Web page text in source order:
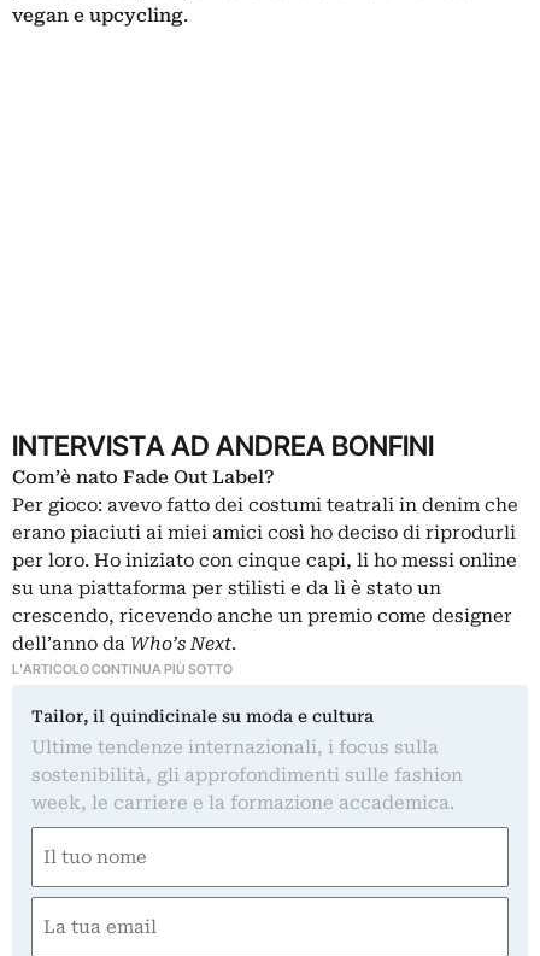
vegan e upcycling.
INTERVISTA AD ANDREA BONFINI
Com’è nato Fade Out Label?
Per gioco: avevo fatto dei costumi teatrali in denim che
erano piaciuti ai miei amici così ho deciso di riprodurli
per loro. Ho iniziato con cinque capi, li ho messi online
su una piattaforma per stilisti e da lì è stato un
crescendo, ricevendo anche un premio come designer
dell’anno da Who’s Next.
L'ARTICOLO CONTINUA PIÙ SOTTO
Tailor, il quindicinale su moda e cultura
Ultime tendenze internazionali, i focus sulla
sostenibilità, gli approfondimenti sulle fashion
week, le carriere e la formazione accademica.
(Required)
First
(Required)